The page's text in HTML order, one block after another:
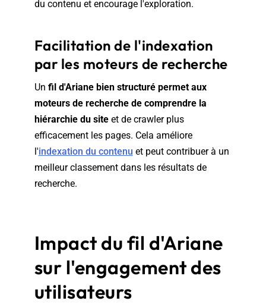
du contenu et encourage l'exploration.
Facilitation de l'indexation
par les moteurs de recherche
Un fil d'Ariane bien structuré permet aux
moteurs de recherche de comprendre la
hiérarchie du siteet de crawler plus
efficacement les pages. Cela améliore
l'indexation du contenu et peut contribuer à un
meilleur classement dans les résultats de
recherche.
Impact du fil d'Ariane
sur l'engagement des
utilisateurs